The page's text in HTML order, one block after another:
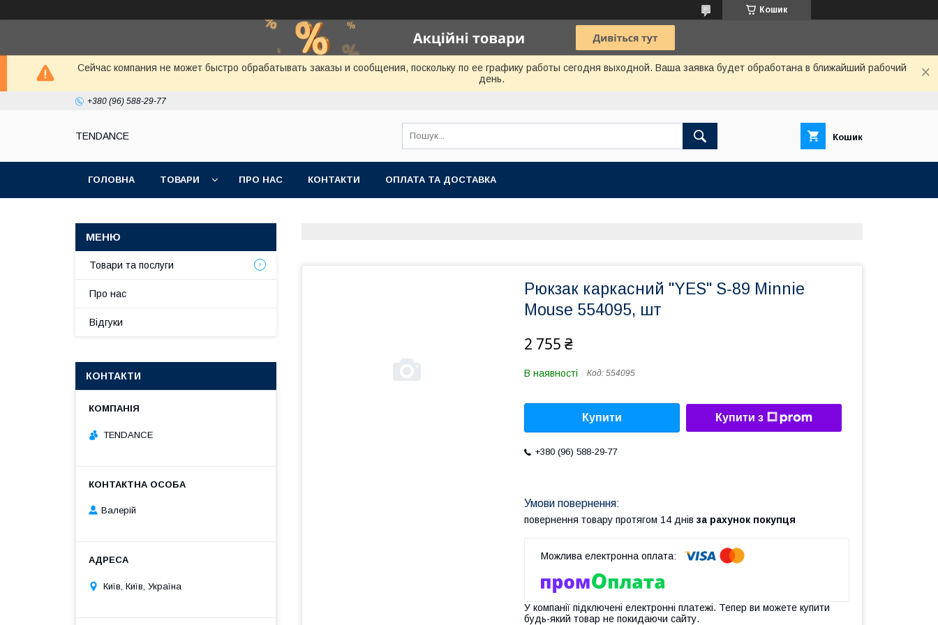
Кошик
Сейчас компания не может быстро обрабатывать заказы и сообщения, поскольку по ее графику работы сегодня выходной. Ваша заявка будет обработана в ближайший рабочий
день.
+380 (96) 588-29-77
TENDANCE Кошик
ГОЛОВНА ТОВАРИ ПРО НАС КОНТАКТИ ОПЛАТА ТА ДОСТАВКА
Рюкзак каркасний "YES" S-89 Minnie
Mouse 554095, шт
2 755 ₴
В наявності Код: 554095
Купити Купити з
+380 (96) 588-29-77
повернення товару протягом 14 днів за рахунок покупця
У компанії підключені електронні платежі. Тепер ви можете купити
будь-який товар не покидаючи сайту.
Товари та послуги
Про нас
Відгуки
КОНТАКТИ
TENDANCE
Валерій
Київ, Київ, Україна